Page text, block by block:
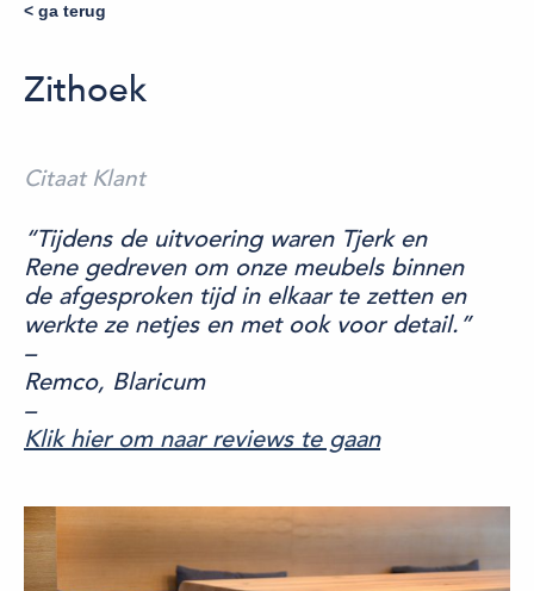
< ga terug
Zithoek
Citaat Klant
“Tijdens de uitvoering waren Tjerk en
Rene gedreven om onze meubels binnen
de afgesproken tijd in elkaar te zetten en
werkte ze netjes en met ook voor detail.”
–
Remco, Blaricum
–
Klik hier om naar reviews te gaan